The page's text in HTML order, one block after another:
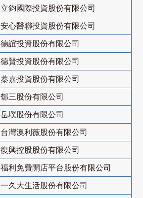
立鈞國際投資股份有限公司
安心醫聯投資股份有限公司
德誼投資股份有限公司
德賢投資股份有限公司
蓁嘉投資股份有限公司
郁三股份有限公司
岳墣股份有限公司
台灣澳利薇股份有限公司
復興控股股份有限公司
福利免費開店平台股份有限公司
一久大生活股份有限公司